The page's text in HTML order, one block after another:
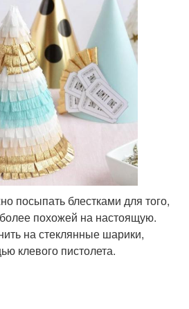
посыпать блестками для того,
похожей на настоящую.
на стеклянные шарики,
клевого пистолета.